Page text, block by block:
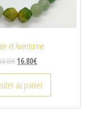
et Aventurine
€16.80€
au panier